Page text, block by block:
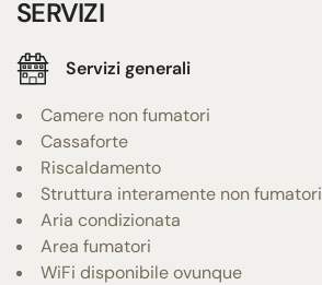
SERVIZI
Servizi generali
Camere non fumatori
Cassaforte
Riscaldamento
Struttura interamente non fumatori
Aria condizionata
Area fumatori
WiFi disponibile ovunque